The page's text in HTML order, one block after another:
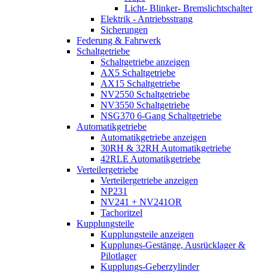
Licht- Blinker- Bremslichtschalter
Elektrik - Antriebsstrang
Sicherungen
Federung & Fahrwerk
Schaltgetriebe
Schaltgetriebe anzeigen
AX5 Schaltgetriebe
AX15 Schaltgetriebe
NV2550 Schaltgetriebe
NV3550 Schaltgetriebe
NSG370 6-Gang Schaltgetriebe
Automatikgetriebe
Automatikgetriebe anzeigen
30RH & 32RH Automatikgetriebe
42RLE Automatikgetriebe
Verteilergetriebe
Verteilergetriebe anzeigen
NP231
NV241 + NV241OR
Tachoritzel
Kupplungsteile
Kupplungsteile anzeigen
Kupplungs-Gestänge, Ausrücklager &
Pilotlager
Kupplungs-Geberzylinder